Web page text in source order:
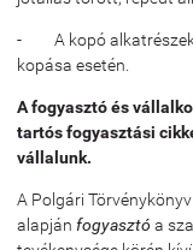
- A kopó alkatrészek
kopása esetén.
A fogyasztó és
tartós fogyasztási
vállalunk.
A Polgári
alapján fogyasztó a